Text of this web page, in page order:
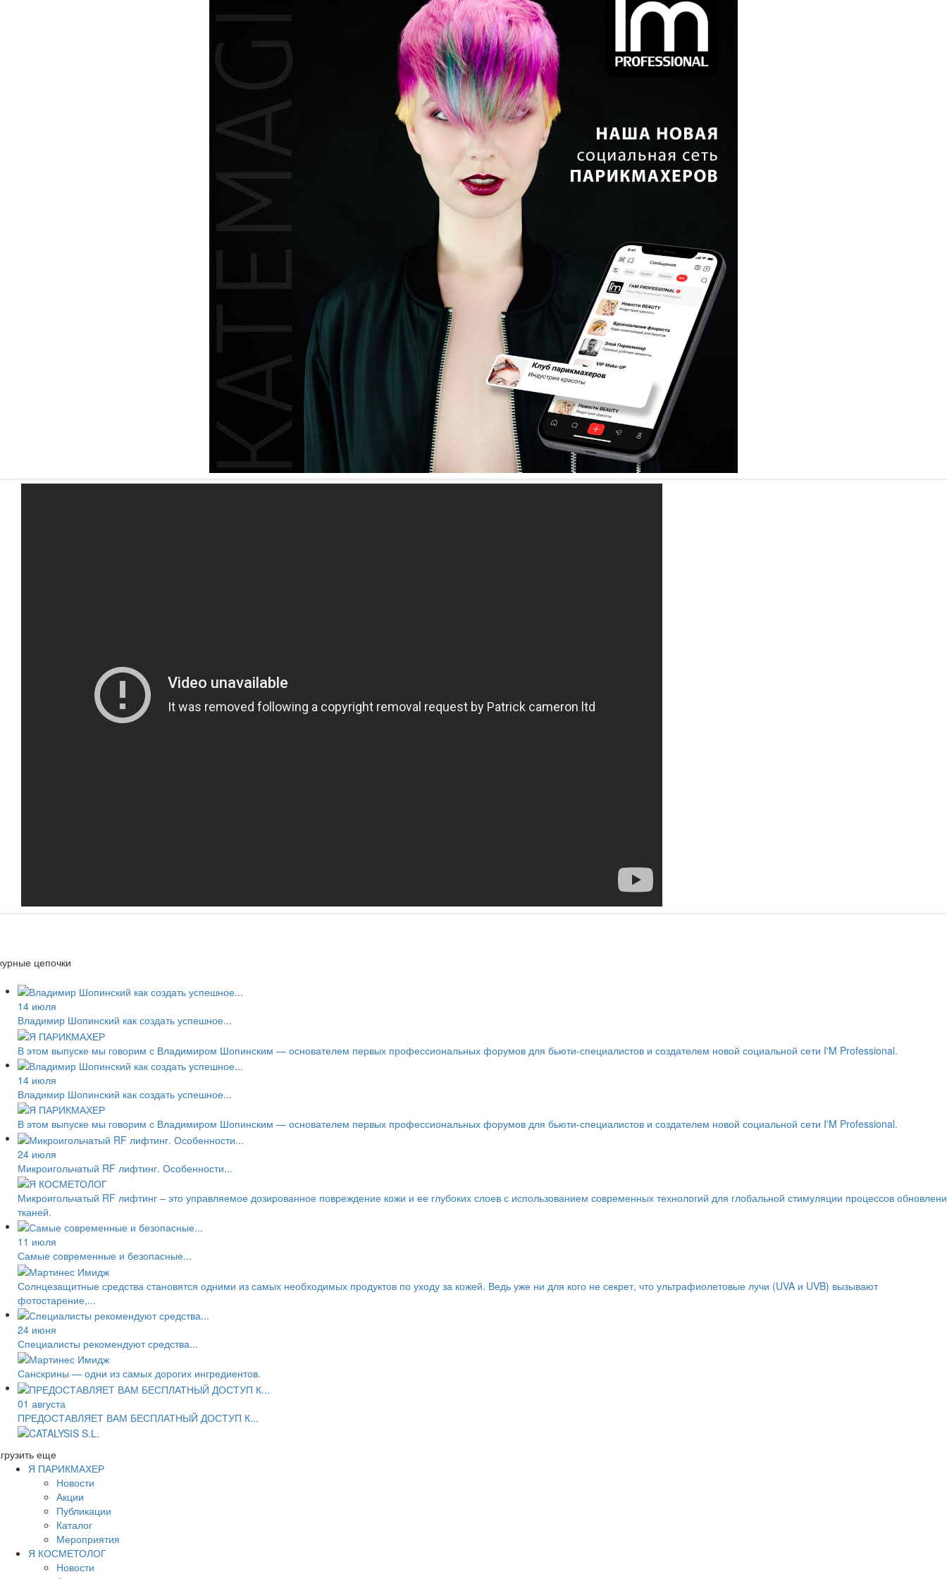
цепочки
14 июля
Владимир Шопинский как создать успешное...
В этом выпуске мы говорим с Владимиром Шопинским — основателем первых профессиональных форумов для бьюти-специалистов и создателем новой социальной сети I'M Professional.
14 июля
Владимир Шопинский как создать успешное...
В этом выпуске мы говорим с Владимиром Шопинским — основателем первых профессиональных форумов для бьюти-специалистов и создателем новой социальной сети I'M Professional.
24 июля
Микроигольчатый RF лифтинг. Особенности...
Микроигольчатый RF лифтинг – это управляемое дозированное повреждение кожи и ее глубоких слоев с использованием современных технологий для глобальной стимуляции процессов
тканей.
11 июля
Самые современные и безопасные...
Солнцезащитные средства становятся одними из самых необходимых продуктов по уходу за кожей. Ведь уже ни для кого не секрет, что ультрафиолетовые лучи (UVA и UVB) вызывают
фотостарение,...
24 июня
Специалисты рекомендуют средства...
Санскрины — одни из самых дорогих ингредиентов.
01 августа
ПРЕДОСТАВЛЯЕТ ВАМ БЕСПЛАТНЫЙ ДОСТУП К...
еще
Я ПАРИКМАХЕР
Новости
Акции
Публикации
Каталог
Мероприятия
Я КОСМЕТОЛОГ
Новости